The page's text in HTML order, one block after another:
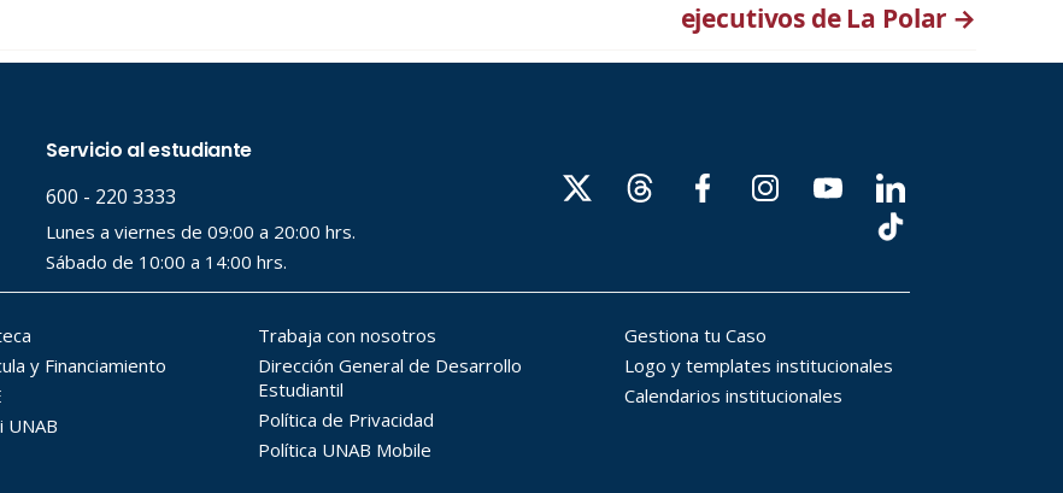
ejecutivos de La Polar →